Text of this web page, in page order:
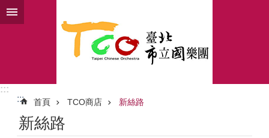
跳到主要內容區塊
:::
:::
首頁 TCO商店 新絲路
新絲路